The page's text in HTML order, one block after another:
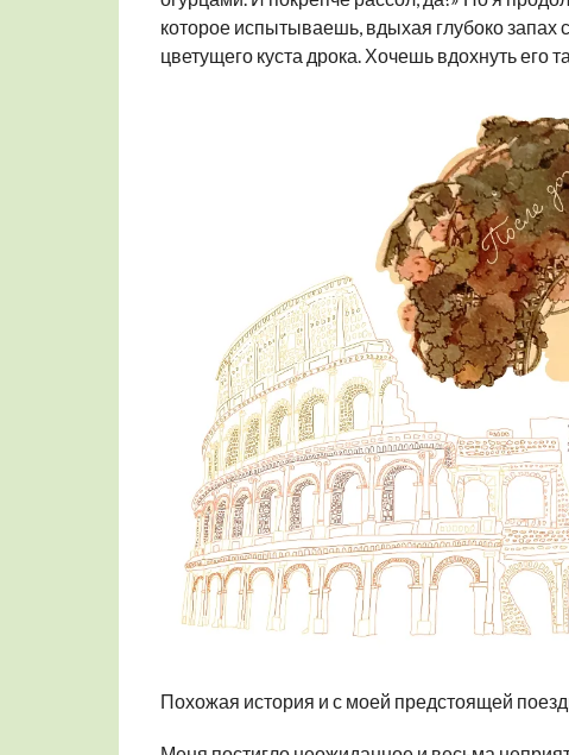
которое испытываешь, вдыхая глубоко запах
цветущего куста дрока. Хочешь вдохнуть его
Похожая история и с моей предстоящей